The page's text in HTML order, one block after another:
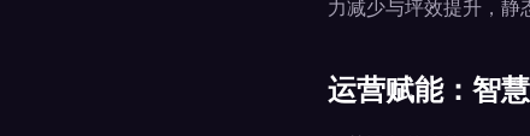
力减少与坪效提升，静
运营赋能：智